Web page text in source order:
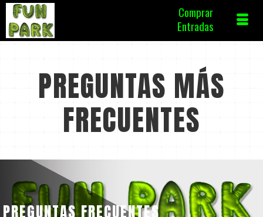
Comprar
Entradas
PREGUNTAS MÁS
FRECUENTES
PREGUNTAS FRECUENTES